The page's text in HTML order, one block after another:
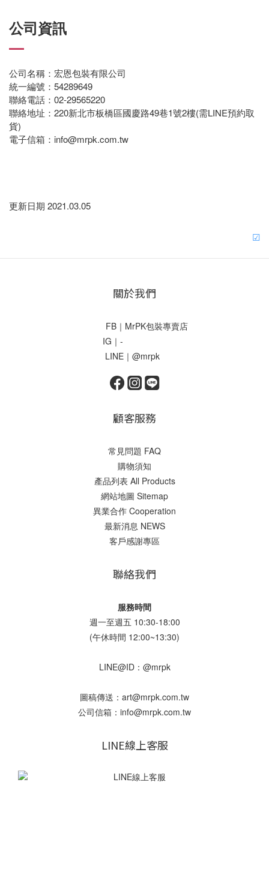
公司資訊
公司名稱：宏恩包裝有限公司
統一編號：54289649
聯絡電話：02-29565220
聯絡地址：220新北市板橋區國慶路49巷1號2樓(需LINE預約取
貨)
電子信箱：info@mrpk.com.tw
更新日期 2021.03.05
☑
關於我們
FB｜MrPK包裝專賣店
IG｜-
LINE｜@mrpk
顧客服務
常見問題 FAQ
購物須知
產品列表 All Products
網站地圖 Sitemap
異業合作 Cooperation
最新消息 NEWS
客戶感謝專區
聯絡我們
服務時間
週一至週五 10:30-18:00
(午休時間 12:00~13:30)
LINE@ID：@mrpk
圖稿傳送：art@mrpk.com.tw
公司信箱：info@mrpk.com.tw
LINE線上客服